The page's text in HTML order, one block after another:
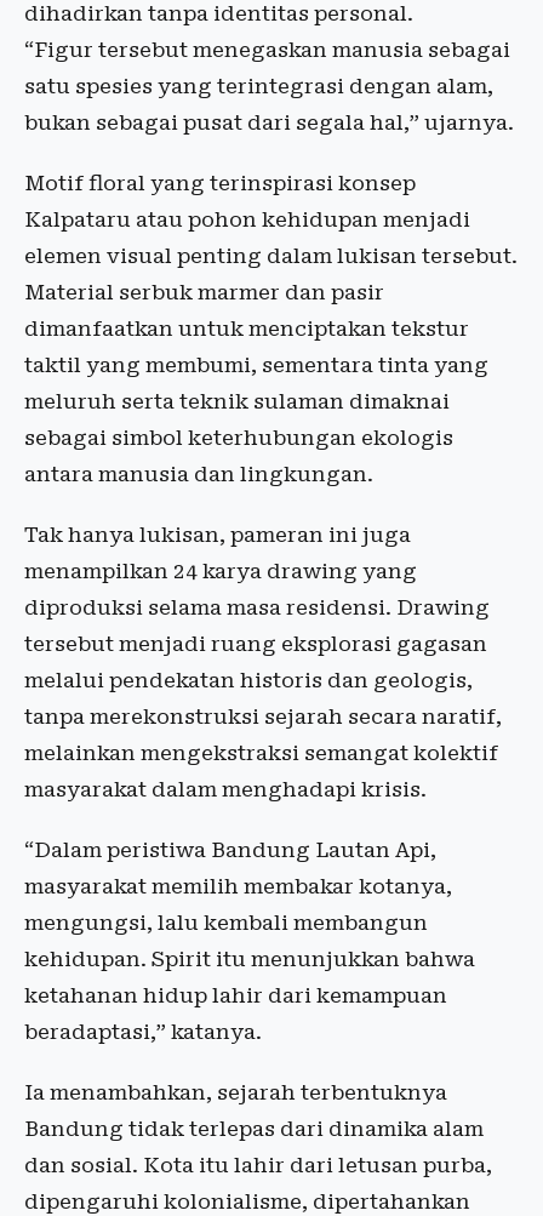
dihadirkan tanpa identitas personal.
“Figur tersebut menegaskan manusia sebagai
satu spesies yang terintegrasi dengan alam,
bukan sebagai pusat dari segala hal,” ujarnya.
Motif floral yang terinspirasi konsep
Kalpataru atau pohon kehidupan menjadi
elemen visual penting dalam lukisan tersebut.
Material serbuk marmer dan pasir
dimanfaatkan untuk menciptakan tekstur
taktil yang membumi, sementara tinta yang
meluruh serta teknik sulaman dimaknai
sebagai simbol keterhubungan ekologis
antara manusia dan lingkungan.
Tak hanya lukisan, pameran ini juga
menampilkan 24 karya drawing yang
diproduksi selama masa residensi. Drawing
tersebut menjadi ruang eksplorasi gagasan
melalui pendekatan historis dan geologis,
tanpa merekonstruksi sejarah secara naratif,
melainkan mengekstraksi semangat kolektif
masyarakat dalam menghadapi krisis.
“Dalam peristiwa Bandung Lautan Api,
masyarakat memilih membakar kotanya,
mengungsi, lalu kembali membangun
kehidupan. Spirit itu menunjukkan bahwa
ketahanan hidup lahir dari kemampuan
beradaptasi,” katanya.
Ia menambahkan, sejarah terbentuknya
Bandung tidak terlepas dari dinamika alam
dan sosial. Kota itu lahir dari letusan purba,
dipengaruhi kolonialisme, dipertahankan